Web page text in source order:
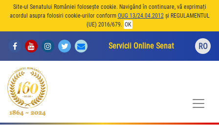
Site-ul Senatului României folosește cookie. Navigând în continuare, vă exprimați
acordul asupra folosiri cookie-urilor conform OUG 13/24.04.2012și REGULAMENTUL
(UE) 2016/679. OK
Servicii Online Senat RO